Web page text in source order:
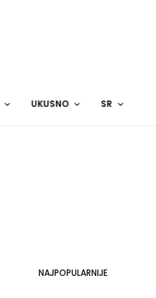
UKUSNO SR
NAJPOPULARNIJE